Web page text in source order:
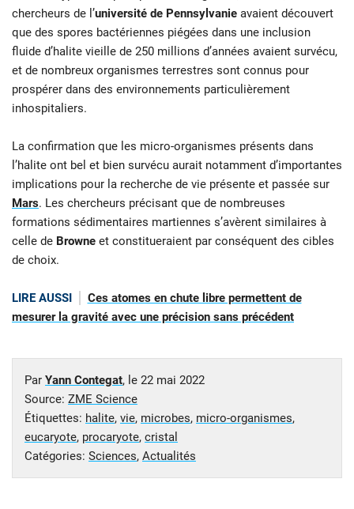
chercheurs de l’université de Pennsylvanie avaient découvert
que des spores bactériennes piégées dans une inclusion
fluide d’halite vieille de 250 millions d’années avaient survécu,
et de nombreux organismes terrestres sont connus pour
prospérer dans des environnements particulièrement
inhospitaliers.
La confirmation que les micro-organismes présents dans
l’halite ont bel et bien survécu aurait notamment d’importantes
implications pour la recherche de vie présente et passée sur
Mars. Les chercheurs précisant que de nombreuses
formations sédimentaires martiennes s’avèrent similaires à
celle de Browne et constitueraient par conséquent des cibles
de choix.
LIRE AUSSI
Ces atomes en chute libre permettent de
mesurer la gravité avec une précision sans précédent
Par Yann Contegat, le 22 mai 2022
Source: ZME Science
Étiquettes: halite, vie, microbes, micro-organismes,
eucaryote, procaryote, cristal
Catégories: Sciences, Actualités